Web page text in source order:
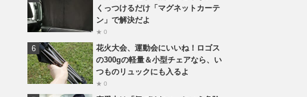
くっつけるだけ「マグネットカーテ
ン」で解決だよ
★ 0
花火大会、運動会にいいね！ロゴス
の300gの軽量＆小型チェアなら、い
つものリュックにも入るよ
★ 0